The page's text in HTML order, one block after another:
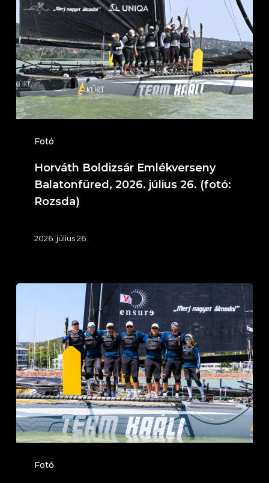
Fotó
Emlékverseny
Balatonfüred,
2026.
július
26.
(fotó:
Rozsda)
Horváth Boldizsár Emlékverseny
Balatonfüred, 2026. július 26. (fotó:
Rozsda)
2026. július 26.
Fotó
2026.
július
25.
(Balatonfüred)
29.
Izsák
Szabolcs
Emlékverseny